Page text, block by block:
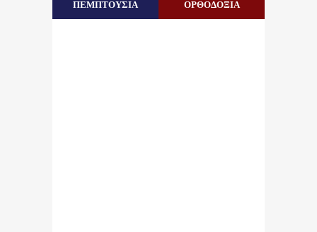
ΠΕΜΠΤΟΥΣΙΑ ΟΡΘΟΔΟΞΙΑ